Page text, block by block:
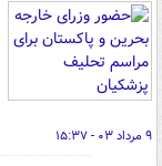
۹ مرداد ۰۳ - ۱۵:۳۷